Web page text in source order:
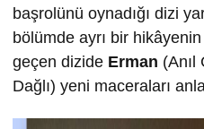
başrolünü oynadığı dizi
bölümde ayrı bir
geçen dizide Erman (Anıl
Dağlı) yeni maceraları